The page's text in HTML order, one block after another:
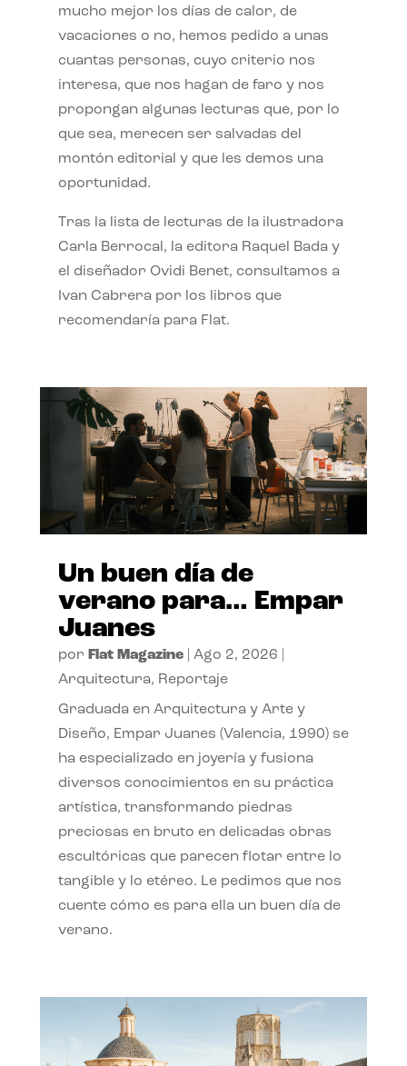
mucho mejor los días de calor, de
vacaciones o no, hemos pedido a unas
cuantas personas, cuyo criterio nos
interesa, que nos hagan de faro y nos
propongan algunas lecturas que, por lo
que sea, merecen ser salvadas del
montón editorial y que les demos una
oportunidad.
Tras la lista de lecturas de la ilustradora
Carla Berrocal, la editora Raquel Bada y
el diseñador Ovidi Benet, consultamos a
Ivan Cabrera por los libros que
recomendaría para Flat.
Un buen día de
verano para… Empar
Juanes
por Flat Magazine| Ago 2, 2026
Arquitectura, Reportaje
Graduada en Arquitectura y Arte y
Diseño, Empar Juanes (Valencia, 1990) se
ha especializado en joyería y fusiona
diversos conocimientos en su práctica
artística, transformando piedras
preciosas en bruto en delicadas obras
escultóricas que parecen flotar entre lo
tangible y lo etéreo. Le pedimos que nos
cuente cómo es para ella un buen día de
verano.